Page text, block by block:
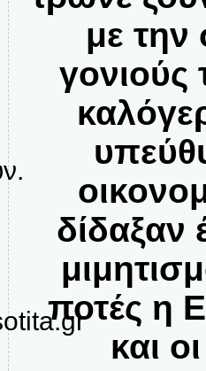
με την
γονιούς
δίδαξαν
ποτές η
και